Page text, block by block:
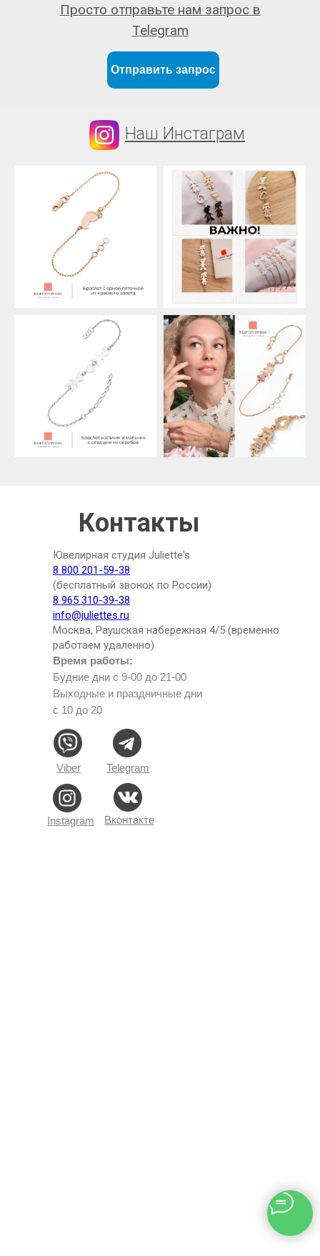
Отправить запрос
Просто отправьте нам запрос в
Telegram
Наш Инстаграм
Время работы:
Будние дни с 9-00 до 21-00
Выходные и праздничные дни
с 10 до 20
Telegram
Viber
Instagram
Ювелирная студия Juliette's
8 800 201-59-38
(бесплатный звонок по России)
8 965 310-39-38
info@juliettes.ru
Москва, Раушская набережная 4/5 (временно
работаем удаленно)
Контакты
Вконтакте